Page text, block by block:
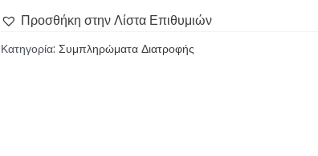
Προσθήκη στην Λίστα Επιθυμιών
Κατηγορία:Συμπληρώματα Διατροφής